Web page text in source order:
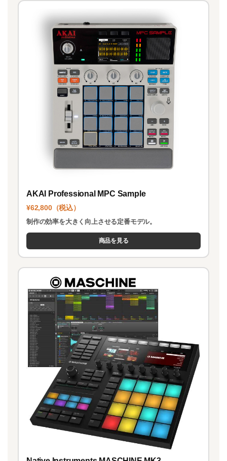
AKAI Professional MPC Sample
¥62,800（税込）
制作の効率を大きく向上させる定番モデル。
商品を見る